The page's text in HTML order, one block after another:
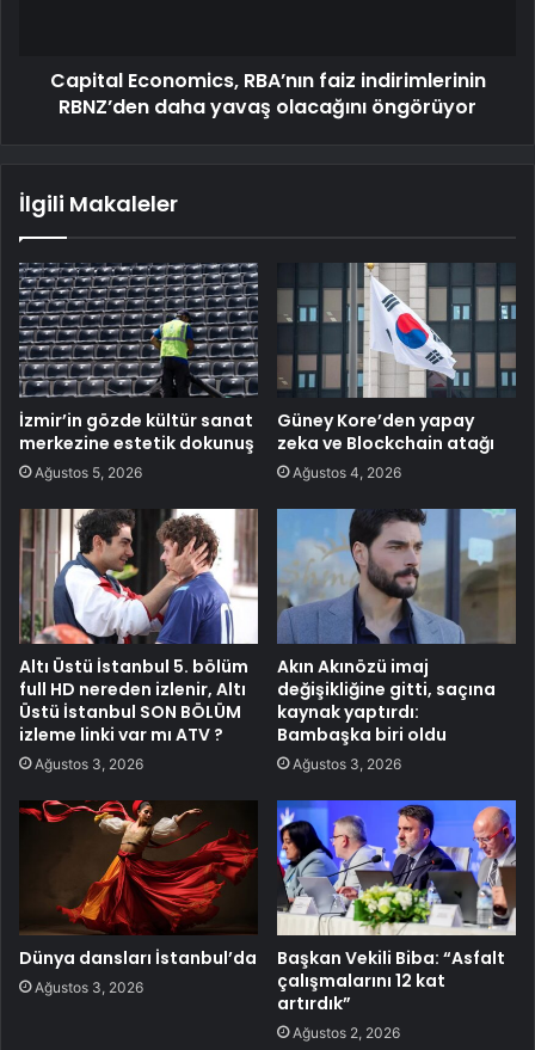
Capital Economics, RBA’nın faiz indirimlerinin
RBNZ’den daha yavaş olacağını öngörüyor
İlgili Makaleler
İzmir’in gözde kültür sanat
merkezine estetik dokunuş
Ağustos 5, 2026
Güney Kore’den yapay
zeka ve Blockchain atağı
Ağustos 4, 2026
Altı Üstü İstanbul 5. bölüm
full HD nereden izlenir, Altı
Üstü İstanbul SON BÖLÜM
izleme linki var mı ATV ?
Ağustos 3, 2026
Akın Akınözü imaj
değişikliğine gitti, saçına
kaynak yaptırdı:
Bambaşka biri oldu
Ağustos 3, 2026
Dünya dansları İstanbul’da
Ağustos 3, 2026
Başkan Vekili Biba: “Asfalt
çalışmalarını 12 kat
artırdık”
Ağustos 2, 2026